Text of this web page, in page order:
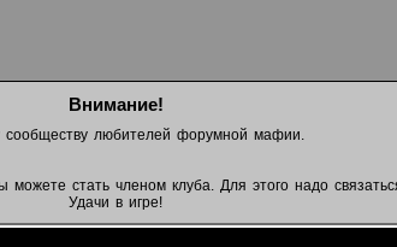
Внимание!
сообществу любителей форумной мафии.
стать членом клуба. Для этого надо
Удачи в игре!